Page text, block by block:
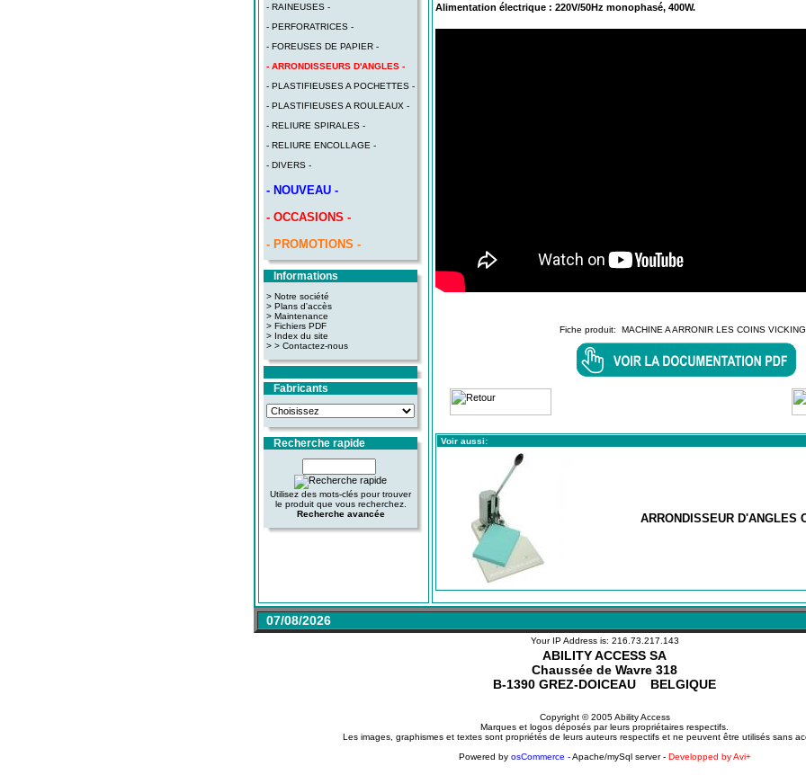
- RAINEUSES -
- PERFORATRICES -
- FOREUSES DE PAPIER -
- ARRONDISSEURS D'ANGLES -
- PLASTIFIEUSES A POCHETTES -
- PLASTIFIEUSES A ROULEAUX -
- RELIURE SPIRALES -
- RELIURE ENCOLLAGE -
- DIVERS -
- NOUVEAU -
- OCCASIONS -
- PROMOTIONS -
Informations
> Notre société
> Plans d'accès
> Maintenance
> Fichiers PDF
> Index du site
> > Contactez-nous
Fabricants
Recherche rapide
Utilisez des mots-clés pour trouver
le produit que vous recherchez.
Recherche avancée
Alimentation électrique : 220V/50Hz monophasé, 400W.
Fiche produit: MACHINE A ARRONIR LES COINS
Voir aussi:
ARRONDISSEUR D'ANGLES
07/08/2026
Your IP Address is: 216.73.217.143
ABILITY ACCESS SA
Chaussée de Wavre 318
B-1390 GREZ-DOICEAU BELGIQUE
Copyright © 2005 Ability Access
Marques et logos déposés par leurs propriétaires respectifs.
Les images, graphismes et textes sont propriétés de leurs auteurs respectifs et ne peuvent être utilisés sans
Powered by osCommerce -Apache/mySql server - Developped by Avi+